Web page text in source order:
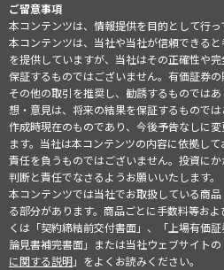
ご留意事項
本コンテンツは、情報提供を目的として行っ
本コンテンツは、当社や当社が信頼できる
を提供していますが、当社はその正確性や
保証するものではございません。有価証券の
その他の取引を推奨し、勧誘するものでは
想・意見は、将来の結果を保証するもので
作成時現在のものであり、今後予告なしに
ます。当社は本コンテンツの内容に依拠し
責任を負うものではございません。投資に
判断と責任でなさるようお願いいたします。
本コンテンツでは当社でお取扱している商
る部分があります。商品ごとに手数料等お
くは「契約締結前交付書面」、「上場有価
論見書補完書面」または当社ウェブサイトの
に関する説明」をよくお読みください。